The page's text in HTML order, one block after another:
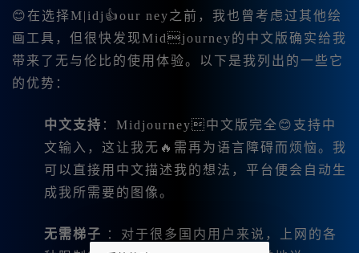
😊在选择M|idj👍our ney之前，我也曾考虑过其他绘
画工具，但很快发现Midjourney的中文版确实给我
带来了无与伦比的使用体验。以下是我列出的一些它
的优势：
中文支持 ：Midjourney中文版完全😊支持中
文输入，这让我无🔥需再为语言障碍而烦恼。我
可以直接用中文描述我的想法，平台便会自动生
成我所需要的图像。
无需梯子
：对于很多国内用户来说，上网的各